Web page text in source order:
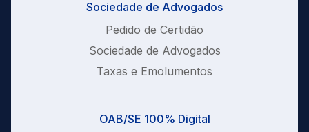
Sociedade de Advogados
Pedido de Certidão
Sociedade de Advogados
Taxas e Emolumentos
OAB/SE 100% Digital